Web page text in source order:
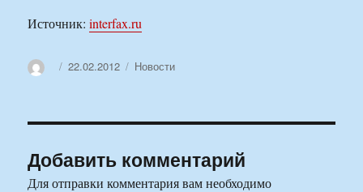
Источник:interfax.ru
АвторОпубликовано
22.02.2012 Рубрики
Новости
Добавить комментарий
Для отправки комментария вам необходимо